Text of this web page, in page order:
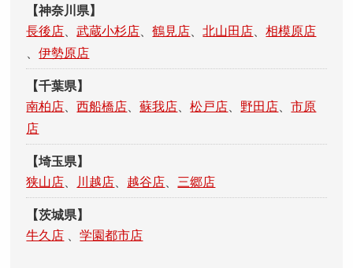
【神奈川県】
長後店 、武蔵小杉店 、鶴見店 、北山田店 、相模原店
、伊勢原店
【千葉県】
南柏店 、西船橋店 、蘇我店 、松戸店 野田店 、市原
店
【埼玉県】
狭山店
川越店 越谷店 三郷店
【茨城県】
牛久店 、学園都市店